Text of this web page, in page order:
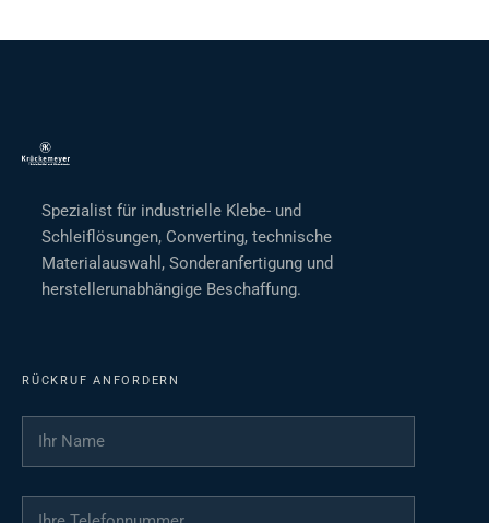
Spezialist für industrielle Klebe- und
Schleiflösungen, Converting, technische
Materialauswahl, Sonderanfertigung und
herstellerunabhängige Beschaffung.
RÜCKRUF ANFORDERN
Ihr Name
Ihre Telefonnummer